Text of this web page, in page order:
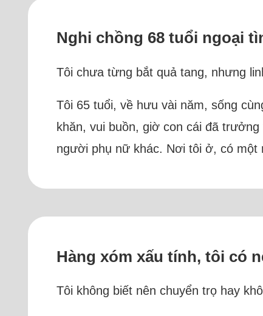
Nghi chồng 68 tuổi ngoại
Tôi chưa từng bắt quả tang, nhưng
Tôi 65 tuổi, về hưu vài năm, sống
khăn, vui buồn, giờ con cái đã
người phụ nữ khác. Nơi tôi ở, có một
Hàng xóm xấu tính, tôi có
Tôi không biết nên chuyển trọ hay